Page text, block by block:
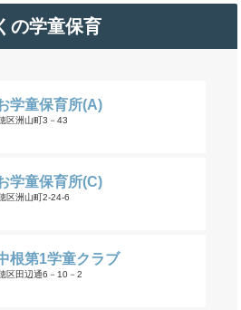
の学童保育
学童保育所(A)
区洲山町3－43
学童保育所(C)
区洲山町2-24-6
根第1学童クラブ
区田辺通6－10－2